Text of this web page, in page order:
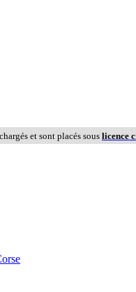
et sont placés sous licence